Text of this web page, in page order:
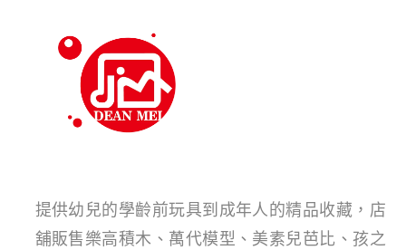
提供幼兒的學齡前玩具到成年人的精品收藏，店
舖販售樂高積木、萬代模型、美素兒芭比、孩之